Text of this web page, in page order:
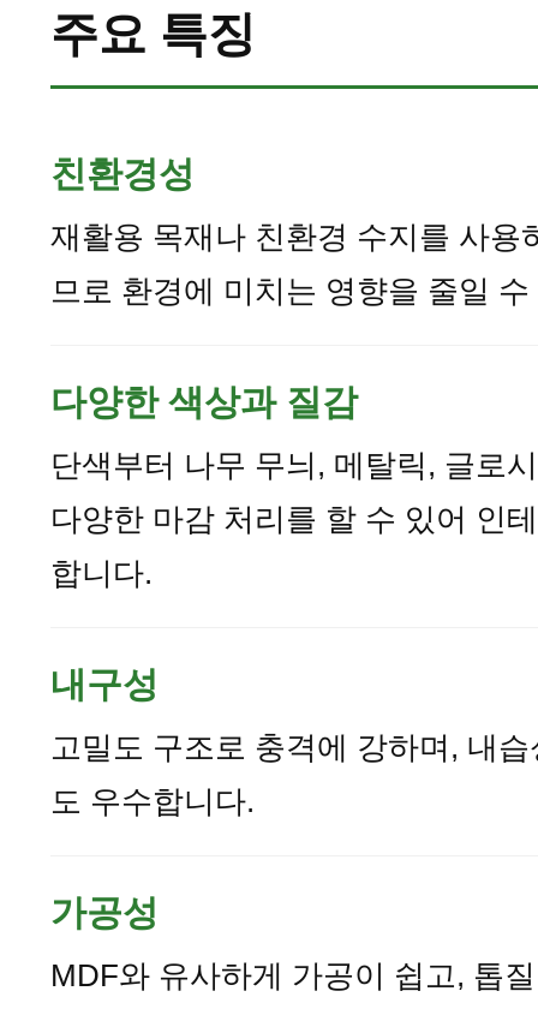
주요 특징
친환경성
재활용 목재나 친환경 수지를 사용
므로 환경에 미치는 영향을 줄일
다양한 색상과 질감
단색부터 나무 무늬, 메탈릭, 글로
다양한 마감 처리를 할 수 있어 인
합니다.
내구성
고밀도 구조로 충격에 강하며, 내
도 우수합니다.
가공성
MDF와 유사하게 가공이 쉽고, 톱